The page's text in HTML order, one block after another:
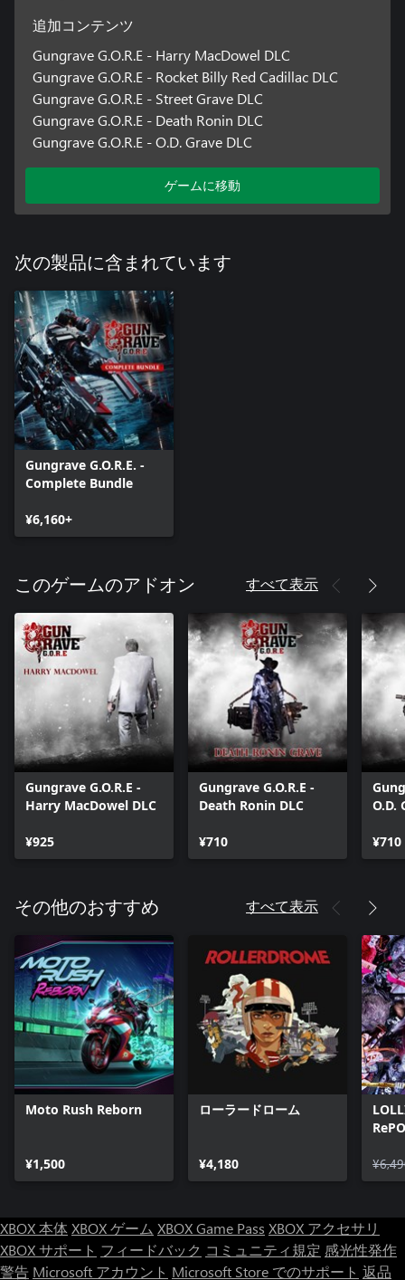
追加コンテンツ
Gungrave G.O.R.E - Harry MacDowel DLC
Gungrave G.O.R.E - Rocket Billy Red Cadillac DLC
Gungrave G.O.R.E - Street Grave DLC
Gungrave G.O.R.E - Death Ronin DLC
Gungrave G.O.R.E - O.D. Grave DLC
ゲームに移動
次の製品に含まれています
Gungrave G.O.R.E. -
Complete Bundle
¥6,160+
このゲームのアドオン すべて表示
Gungrave G.O.R.E -
Harry MacDowel DLC
¥925
Gungrave G.O.R.E -
Death Ronin DLC
¥710
O.D.
¥710
その他のおすすめ すべて表示
Moto Rush Reborn
¥1,500
ローラードローム
¥4,180
XBOX 本体XBOX ゲーム XBOX Game Pass XBOX アクセサリ
XBOX サポート フィードバック コミュニティ規定 感光性発作
警告 Microsoft アカウント Microsoft Store でのサポート 返品